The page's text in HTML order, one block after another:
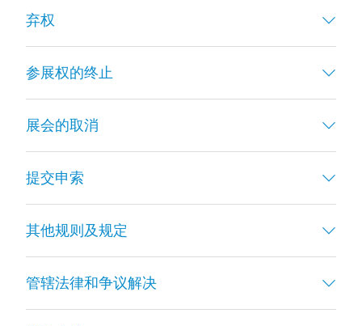
弃权
参展权的终止
展会的取消
提交申索
其他规则及规定
管辖法律和争议解决